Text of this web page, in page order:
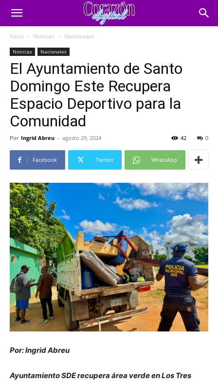
Inicio Noticias Nacionales
Noticias Nacionales
El Ayuntamiento de Santo
Domingo Este Recupera
Espacio Deportivo para la
Comunidad
Por Ingrid Abreu - agosto 29, 2024 0
42
Facebook Twitter WhatsApp
Por: Ingrid Abreu
Ayuntamiento SDE recupera área verde en Los Tres